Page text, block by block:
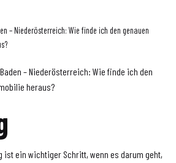
– Niederösterreich: Wie finde ich den genauen
– Niederösterreich: Wie finde ich den
heraus?
ist ein wichtiger Schritt, wenn es darum geht,